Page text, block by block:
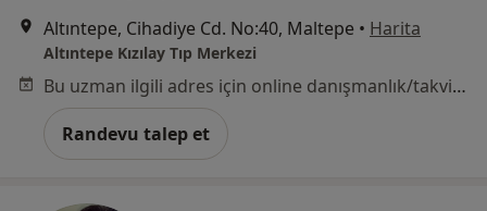
Altıntepe, Cihadiye Cd. No:40, Maltepe • Harita
Altıntepe Kızılay Tıp Merkezi
Bu uzman ilgili adres için online danışmanlık/takvim sunmuyor.
Randevu talep et